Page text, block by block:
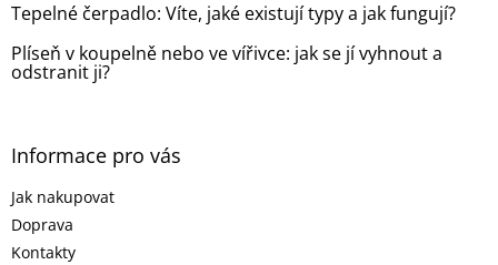
Tepelné čerpadlo: Víte, jaké existují typy a jak fungují?
Plíseň v koupelně nebo ve vířivce: jak se jí vyhnout a
odstranit ji?
Informace pro vás
Jak nakupovat
Doprava
Kontakty